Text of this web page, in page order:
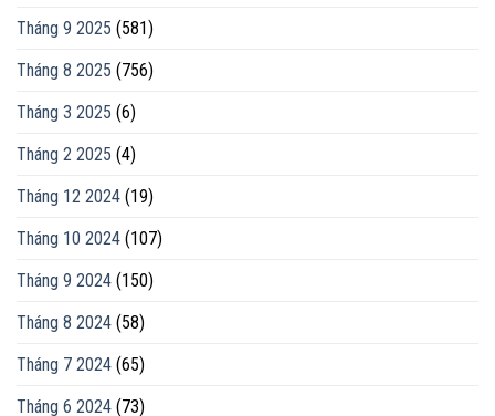
Tháng 9 2025 (581)
Tháng 8 2025 (756)
Tháng 3 2025 (6)
Tháng 2 2025 (4)
Tháng 12 2024 (19)
Tháng 10 2024 (107)
Tháng 9 2024 (150)
Tháng 8 2024 (58)
Tháng 7 2024 (65)
Tháng 6 2024 (73)